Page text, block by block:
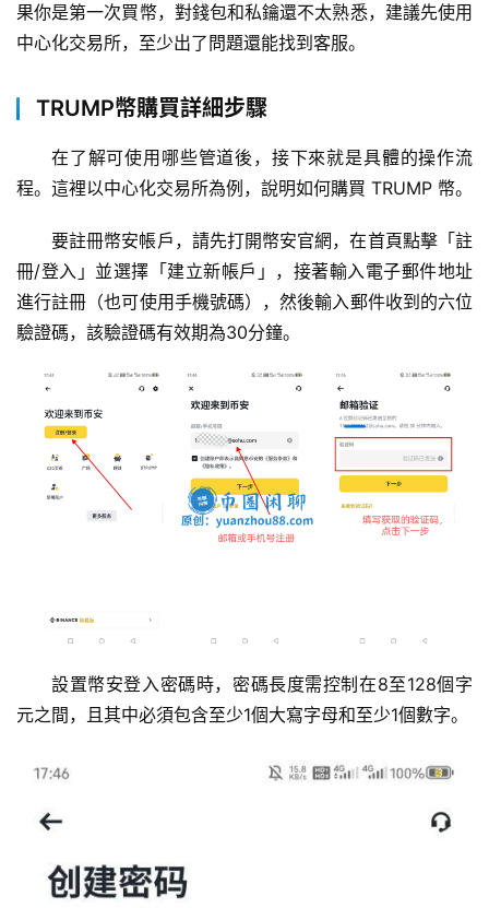
果你是第一次買幣，對錢包和私鑰還不太熟悉，建議先使用
中心化交易所，至少出了問題還能找到客服。
TRUMP幣購買詳細步驟
在了解可使用哪些管道後，接下來就是具體的操作流
程。這裡以中心化交易所為例，說明如何購買 TRUMP 幣。
要註冊幣安帳戶，請先打開幣安官網，在首頁點擊「註
冊/登入」並選擇「建立新帳戶」，接著輸入電子郵件地址
進行註冊（也可使用手機號碼），然後輸入郵件收到的六位
驗證碼，該驗證碼有效期為30分鐘。
設置幣安登入密碼時，密碼長度需控制在8至128個字
元之間，且其中必須包含至少1個大寫字母和至少1個數字。